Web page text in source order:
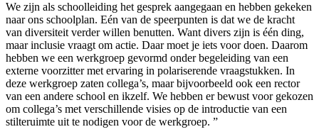
We zijn als schoolleiding het gesprek aangegaan en hebben gekeken
naar ons schoolplan. Eén van de speerpunten is dat we de kracht
van diversiteit verder willen benutten. Want divers zijn is één ding,
maar inclusie vraagt om actie. Daar moet je iets voor doen. Daarom
hebben we een werkgroep gevormd onder begeleiding van een
externe voorzitter met ervaring in polariserende vraagstukken. In
deze werkgroep zaten collega’s, maar bijvoorbeeld ook een rector
van een andere school en ikzelf. We hebben er bewust voor gekozen
om collega’s met verschillende visies op de introductie van een
stilteruimte uit te nodigen voor de werkgroep. ”